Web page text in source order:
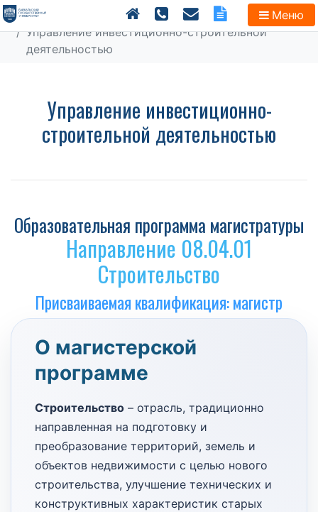
Меню
Главная
Магистратура
Управление инвестиционно-строительной
деятельностью
Управление инвестиционно-
строительной деятельностью
Образовательная программа магистратуры
Направление 08.04.01
Строительство
Присваиваемая квалификация: магистр
О магистерской
программе
Строительство – отрасль, традиционно
направленная на подготовку и
преобразование территорий, земель и
объектов недвижимости с целью нового
строительства, улучшение технических и
конструктивных характеристик старых